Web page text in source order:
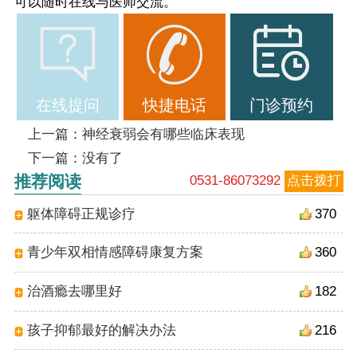
在线提问 快捷电话 门诊预约
上一篇： 神经衰弱会有哪些临床表现
下一篇：没有了
0531-86073292 点击拨打
推荐阅读
370
躯体障碍正规诊疗
360
青少年双相情感障碍康复方案
182
治酒瘾去哪里好
216
孩子抑郁最好的解决办法